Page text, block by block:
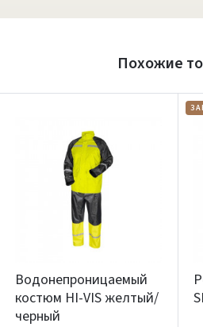
Похожие
Водонепроницаемый
костюм HI-VIS желтый/
черный